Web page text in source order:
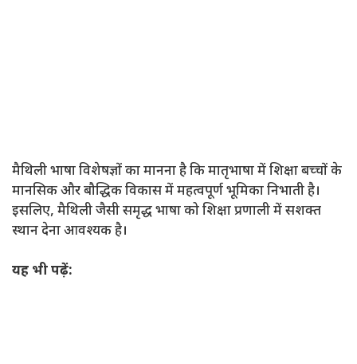
मैथिली भाषा विशेषज्ञों का मानना ​​है कि मातृभाषा में शिक्षा बच्चों के
मानसिक और बौद्धिक विकास में महत्वपूर्ण भूमिका निभाती है।
इसलिए, मैथिली जैसी समृद्ध भाषा को शिक्षा प्रणाली में सशक्त
स्थान देना आवश्यक है।
यह भी पढ़ें: